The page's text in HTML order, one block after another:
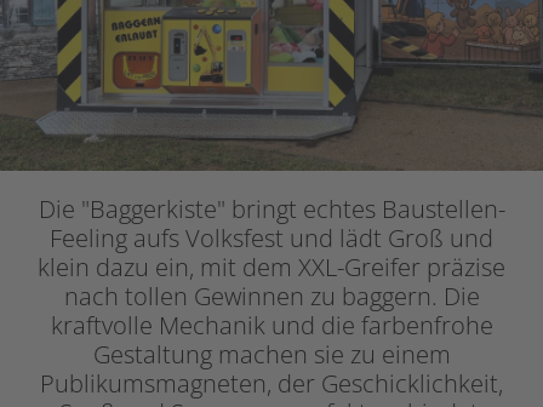
Die "Baggerkiste" bringt echtes Baustellen-
Feeling aufs Volksfest und lädt Groß und
klein dazu ein, mit dem XXL-Greifer präzise
nach tollen Gewinnen zu baggern. Die
kraftvolle Mechanik und die farbenfrohe
Gestaltung machen sie zu einem
Publikumsmagneten, der Geschicklichkeit,